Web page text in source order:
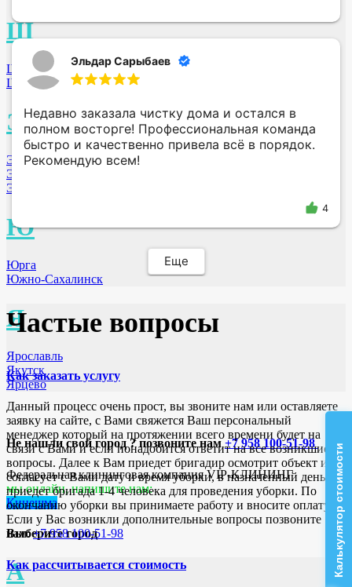
Щ
Щёкино
Щёлково МО
Э
Энгельс
Элиста
Электросталь МО
Ю
Юрга
Южно-Сахалинск
Я
Ярославль
Якутск
Ярцево
Не нашли свой город ? позвоните нам+7 958 100-51-98
Федеральная клининговая компания VIP-КЛИНИНГ
мы онлайн, напишите нам:
Кинешма
Выберите город
А
Эльдар Сарыбаев
Недавно заказала чистку дома и остался в
полном восторге! Профессиональная команда
быстро и качественно привела всё в порядок.
Рекомендую всем!
4
Еще
Частые вопросы
Как заказать услугу
Данный процесс очень прост, вы звоните нам или оставляете
заявку на сайте, с Вами свяжется Ваш персональный
менеджер который на протяжении всего времени будет на
связи с Вами и если понадобится ответит на все возникшие
вопросы. Далее к Вам приедет бригадир осмотрит объект и
согласует с Вами дату и время уборки, в назначенный день
приедет бригада 1-4 человека для проведения уборки. По
окончанию уборки вы принимаете работу и вносите оплату.
Если у Вас возникли дополнительные вопросы позвоните
нам:+7 958 100-51-98
Как рассчитывается стоимость Калькулятор стоимости